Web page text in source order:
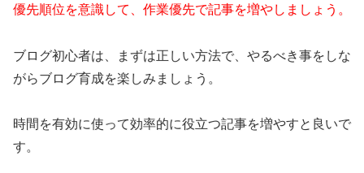
優先順位を意識して、作業優先で記事を増やしましょう。
ブログ初心者は、まずは正しい方法で、やるべき事をしな
がらブログ育成を楽しみましょう。
時間を有効に使って効率的に役立つ記事を増やすと良いで
す。